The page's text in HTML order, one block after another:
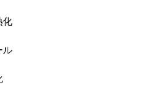
化
ル